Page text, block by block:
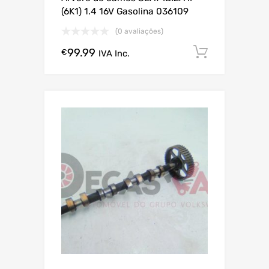
(6K1) 1.4 16V Gasolina 036109
(0 avaliações)
€99.99 IVA Inc.